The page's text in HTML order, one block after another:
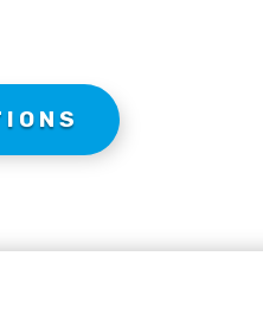
de précision possible.
des programmes sur